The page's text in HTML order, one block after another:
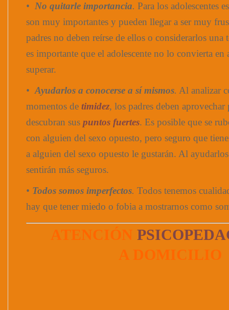
• No quitarle importancia. Para los adolescentes
son muy importantes y pueden llegar a ser muy
padres no deben reírse de ellos o considerarlos una
es importante que el adolescente no lo convierta
superar.
• Ayudarlos a conocerse a sí mismos. Al analizar
momentos de timidez, los padres deben aprovechar
descubran sus puntos fuertes. Es posible que se
con alguien del sexo opuesto, pero seguro que
a alguien del sexo opuesto le gustarán. Al
sentirán más seguros.
• Todos somos imperfectos. Todos tenemos
hay que tener miedo o fobia a mostrarnos como
ATENCIÓN
A DOMICILIO